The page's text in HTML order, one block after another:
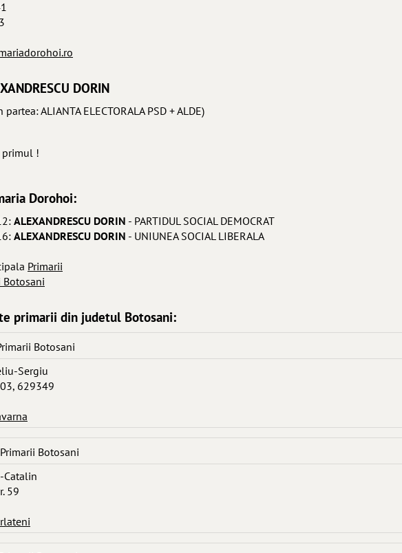
DORIN
ALIANTA ELECTORALA PSD + ALDE)
primul !
Dorohoi:
ALEXANDRESCU DORIN - PARTIDUL SOCIAL DEMOCRAT
ALEXANDRESCU DORIN - UNIUNEA SOCIAL LIBERALA
Primarii
Botosani
primarii din judetul Botosani:
Botosani
Sergiu
629349
Botosani
Catalin
59